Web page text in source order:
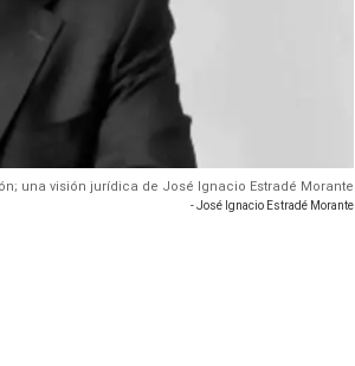
una visión jurídica de José Ignacio Estradé Morante
- José Ignacio Estradé Morante